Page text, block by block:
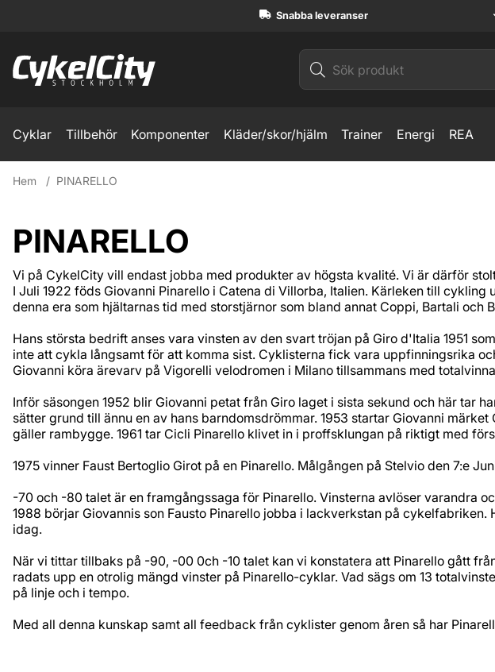
Snabba leveranser
Cyklar Tillbehör Komponenter Kläder/skor/hjälm Trainer Energi REA
Hem PINARELLO
PINARELLO
Vi på CykelCity vill endast jobba med produkter av högsta kvalité. Vi är därför
I Juli 1922 föds Giovanni Pinarello i Catena di Villorba, Italien. Kärleken till
denna era som hjältarnas tid med storstjärnor som bland annat Coppi, Bartali
Hans största bedrift anses vara vinsten av den svart tröjan på Giro d'Italia 1951
inte att cykla långsamt för att komma sist. Cyklisterna fick vara uppfinningsrika
Giovanni köra ärevarv på Vigorelli velodromen i Milano tillsammans med
Inför säsongen 1952 blir Giovanni petat från Giro laget i sista sekund och här tar
sätter grund till ännu en av hans barndomsdrömmar. 1953 startar Giovanni
gäller rambygge. 1961 tar Cicli Pinarello klivet in i proffsklungan på riktigt med
1975 vinner Faust Bertoglio Girot på en Pinarello. Målgången på Stelvio den 7:e
-70 och -80 talet är en framgångssaga för Pinarello. Vinsterna avlöser varandra
1988 börjar Giovannis son Fausto Pinarello jobba i lackverkstan på
idag.
När vi tittar tillbaks på -90, -00 0ch -10 talet kan vi konstatera att Pinarello gått
radats upp en otrolig mängd vinster på Pinarello-cyklar. Vad sägs om 13
på linje och i tempo.
Med all denna kunskap samt all feedback från cyklister genom åren så har